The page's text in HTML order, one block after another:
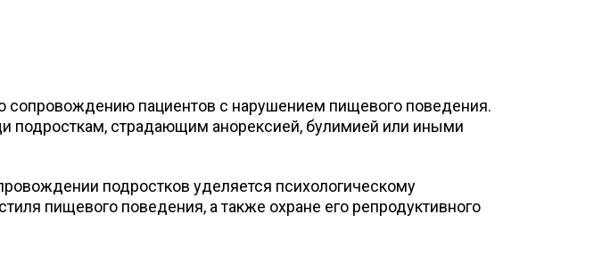
сопровождению пациентов с нарушением пищевого поведения.
подросткам, страдающим анорексией, булимией или иными
подростков уделяется психологическому
пищевого поведения, а также охране его репродуктивного